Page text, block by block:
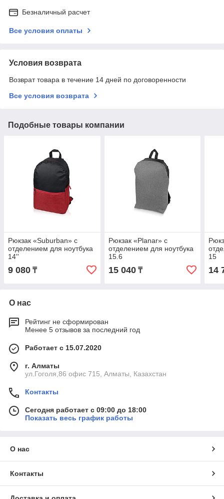
Безналичный расчет
Все условия оплаты
Условия возврата
Возврат товара в течение 14 дней по договоренности
Все условия возврата
Подобные товары компании
Рюкзак «Suburban» с
отделением для ноутбука
14''
9 080 ₸
Рюкзак «Planar» с
отделением для ноутбука
15.6
15 040₸
15
14
О нас
Рейтинг не сформирован
Менее 5 отзывов за последний год
Работает с 15.07.2020
г. Алматы
ул.Гоголя,86 офис 715, Алматы, Казахстан
Контакты
Сегодня работает с 09:00 до 18:00
Показать весь график работы
О нас
Контакты